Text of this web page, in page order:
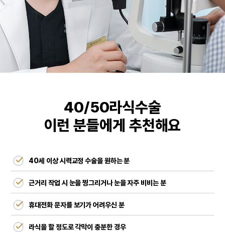
40/50라식수술
이런 분들에게 추천해요
40세 이상 시력교정 수술을 원하는 분
근거리 작업 시 눈을 찡그리거나 눈을 자주 비비는 분
휴대전화 문자를 보기가 어려우신 분
라식을 할 정도로 각막이 충분한 경우